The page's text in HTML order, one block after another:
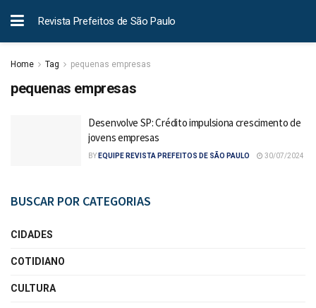
Revista Prefeitos de São Paulo
Home Tag pequenas empresas
pequenas empresas
Desenvolve SP: Crédito impulsiona crescimento de
jovens empresas
BY EQUIPE REVISTA PREFEITOS DE SÃO PAULO 30/07/2024
BUSCAR POR CATEGORIAS
CIDADES
COTIDIANO
CULTURA